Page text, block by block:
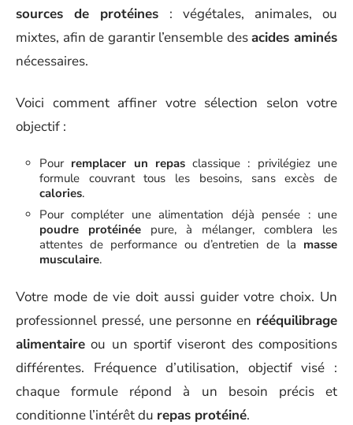
sources de protéines : végétales, animales, ou
mixtes, afin de garantir l’ensemble desacides aminés
nécessaires.
Voici comment affiner votre sélection selon votre
objectif :
Pour remplacer un repasclassique : privilégiez une
formule couvrant tous les besoins, sans excès de
calories.
Pour compléter une alimentation déjà pensée : une
poudre protéinée pure, à mélanger, comblera les
attentes de performance ou d’entretien de la masse
musculaire.
Votre mode de vie doit aussi guider votre choix. Un
professionnel pressé, une personne en rééquilibrage
alimentaire ou un sportif viseront des compositions
différentes. Fréquence d’utilisation, objectif visé :
chaque formule répond à un besoin précis et
conditionne l’intérêt du repas protéiné.